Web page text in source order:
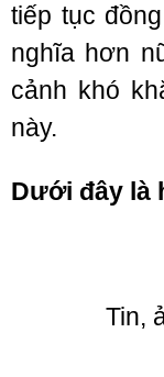
tiếp tục
nghĩa hơn
cảnh khó
này.
Dưới đây là
Tin,